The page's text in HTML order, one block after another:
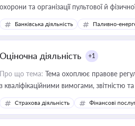
охорони та організації пультової й
Банківська діяльність Паливно-
Оціночна діяльність +1
Про що тема: Тема охоплює правове
з кваліфікаційними вимогами, звітністю
медійних змін у цій сфері корисне для
приватизації, оренди державного майна,
Страхова діяльність Фінансові